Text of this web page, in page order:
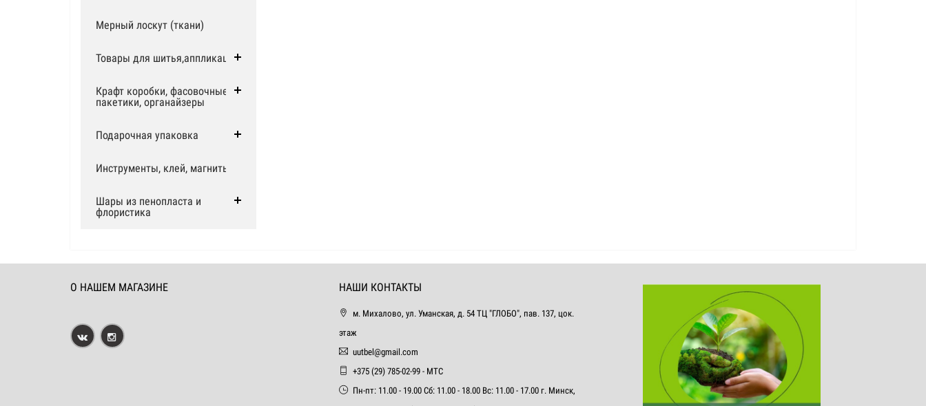
Мерный лоскут (ткани)
Товары для шитья,аппликации
Крафт коробки, фасовочные
пакетики, органайзеры
Подарочная упаковка
Инструменты, клей, магниты
Шары из пенопласта и
флористика
О НАШЕМ МАГАЗИНЕ НАШИ КОНТАКТЫ
м. Михалово, ул. Уманская, д. 54 ТЦ "ГЛОБО", пав. 137, цок.
этаж
uutbel@gmail.com
+375 (29) 785-02-99 - МТС
Пн-пт: 11.00 - 19.00 Сб: 11.00 - 18.00 Вс: 11.00 - 17.00 г. Минск,